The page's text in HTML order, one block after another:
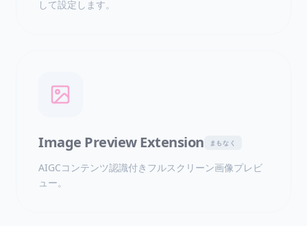
して設定します。
Image Preview Extension まもなく
AIGCコンテンツ認識付きフルスクリーン画像プレビ
ュー。